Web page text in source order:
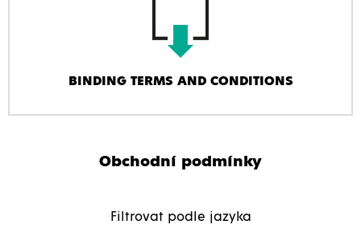
BINDING TERMS AND CONDITIONS
Obchodní podmínky
Filtrovat podle jazyka